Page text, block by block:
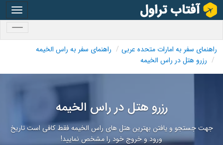
راهنمای سفر به امارات متحده عربی
راهنمای سفر به راس الخیمه
رزرو هتل در راس الخیمه
رزرو هتل در راس الخیمه
جهت جستجو و یافتن بهترین هتل های راس الخیمه فقط کافی است تاریخ
ورود و خروج خود را مشخص نمایید!